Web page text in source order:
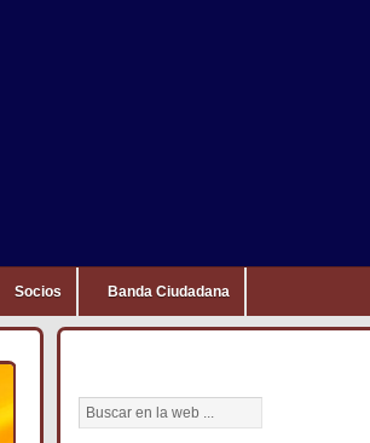
Socios Banda Ciudadana